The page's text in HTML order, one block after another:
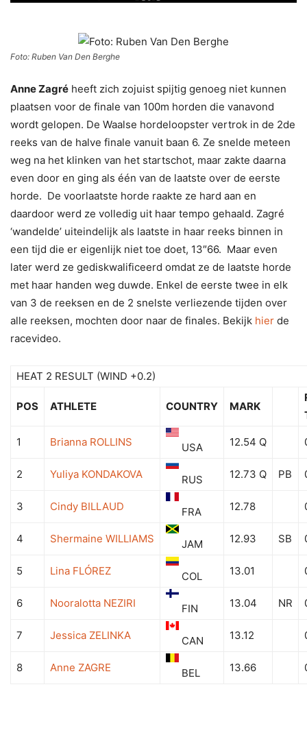
Foto: Ruben Van Den Berghe
Anne Zagré heeft zich zojuist spijtig genoeg niet kunnen
plaatsen voor de finale van 100m horden die vanavond
wordt gelopen. De Waalse hordeloopster vertrok in de 2de
reeks van de halve finale vanuit baan 6. Ze snelde meteen
weg na het klinken van het startschot, maar zakte daarna
even door en ging als één van de laatste over de eerste
horde. De voorlaatste horde raakte ze hard aan en
daardoor werd ze volledig uit haar tempo gehaald. Zagré
‘wandelde’ uiteindelijk als laatste in haar reeks binnen in
een tijd die er eigenlijk niet toe doet, 13″66. Maar even
later werd ze gediskwalificeerd omdat ze de laatste horde
met haar handen weg duwde. Enkel de eerste twee in elk
van 3 de reeksen en de 2 snelste verliezende tijden over
alle reeksen, mochten door naar de finales. Bekijk hier de
racevideo.
HEAT 2 RESULT (WIND +0.2)
POS ATHLETE COUNTRY MARK
1 Brianna ROLLINS USA 12.54 Q
2 Yuliya KONDAKOVA RUS 12.73 Q PB
3 Cindy BILLAUD FRA 12.78
4 Shermaine WILLIAMS JAM 12.93 SB
5 Lina FLÓREZ COL 13.01
6 Nooralotta NEZIRI FIN 13.04 NR
7 Jessica ZELINKA CAN 13.12
8 Anne ZAGRE BEL 13.66